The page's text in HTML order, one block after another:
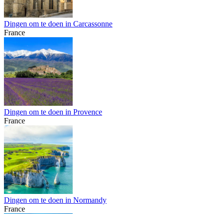
Dingen om te doen in Carcassonne
France
Dingen om te doen in Provence
France
Dingen om te doen in Normandy
France